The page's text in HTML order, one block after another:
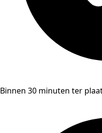
Binnen 30 minuten ter